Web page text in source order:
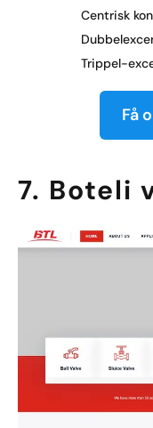
Centrisk
Trippel-
Få
7. Boteli